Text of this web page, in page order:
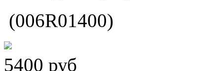
(006R01400)
5400 руб